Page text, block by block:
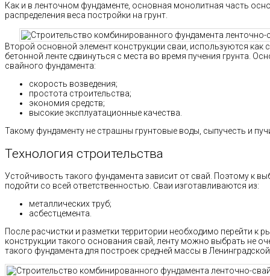
Как и в ленточном фундаменте, основная монолитная часть
распределения веса постройки на грунт.
Второй основной элемент конструкции сваи, используются как
бетонной ленте сдвинуться с места во время пучения грунта.
свайного фундамента:
скорость возведения;
простота строительства;
экономия средств;
высокие эксплуатационные качества.
Такому фундаменту не страшны грунтовые воды, сыпучесть и
Технология строительства
Устойчивость такого фундамента зависит от свай. Поэтому к
подойти со всей ответственностью. Сваи изготавливаются из:
металлических труб;
асбестцемента.
После расчистки и разметки территории необходимо перейти к
конструкции такого основания свай, ленту можно выбрать не
такого фундамента для построек средней массы в